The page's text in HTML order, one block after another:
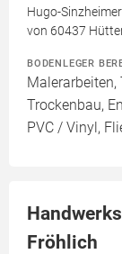
Hugo-
von 60437
BODENLEGER
Malerarbeiten,
Trockenbau,
PVC / Vinyl,
Fröhlich